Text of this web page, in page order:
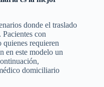
donde el traslado
con
requieren
en este modelo un
domiciliario